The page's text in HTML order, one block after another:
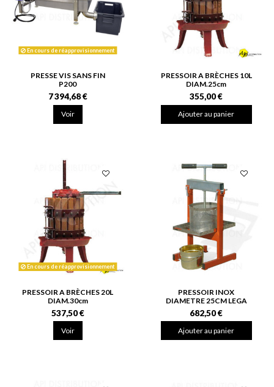
En cours de réapprovisionnement
PRESSE VIS SANS FIN
P200
7 394,68 €
Voir
PRESSOIR A BRÈCHES 10L
DIAM.25cm
355,00 €
Ajouter au panier
En cours de réapprovisionnement
PRESSOIR A BRÈCHES 20L
DIAM.30cm
537,50 €
Voir
PRESSOIR INOX
DIAMETRE 25CM LEGA
682,50 €
Ajouter au panier